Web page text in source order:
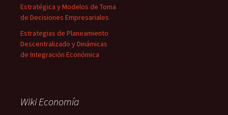
Estratégica y Modelos de Toma
de Decisiones Empresariales
Estrategias de Planeamiento
Descentralizado y Dinámicas
de Integración Económica
Wiki Economía